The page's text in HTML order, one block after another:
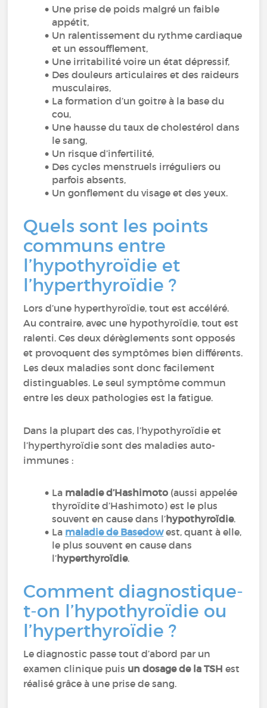
Une prise de poids malgré un faible
appétit,
Un ralentissement du rythme cardiaque
et un essoufflement,
Une irritabilité voire un état dépressif,
Des douleurs articulaires et des raideurs
musculaires,
La formation d’un goitre à la base du
cou,
Une hausse du taux de cholestérol dans
le sang,
Un risque d’infertilité,
Des cycles menstruels irréguliers ou
parfois absents,
Un gonflement du visage et des yeux.
Quels sont les points
communs entre
l’hypothyroïdie et
l’hyperthyroïdie ?
Lors d’une hyperthyroïdie, tout est accéléré.
Au contraire, avec une hypothyroïdie, tout est
ralenti. Ces deux dérèglements sont opposés
et provoquent des symptômes bien différents.
Les deux maladies sont donc facilement
distinguables. Le seul symptôme commun
entre les deux pathologies est la fatigue.
Dans la plupart des cas, l’hypothyroïdie et
l’hyperthyroïdie sont des maladies auto-
immunes :
La maladie d’Hashimoto (aussi appelée
thyroïdite d’Hashimoto) est le plus
souvent en cause dans l’hypothyroïdie.
La maladie de Basedowest, quant à elle,
le plus souvent en cause dans
l’hyperthyroïdie.
Comment diagnostique-
t-on l’hypothyroïdie ou
l’hyperthyroïdie ?
Le diagnostic passe tout d’abord par un
examen clinique puis un dosage de la TSH est
réalisé grâce à une prise de sang.